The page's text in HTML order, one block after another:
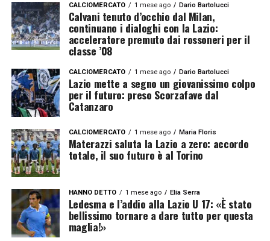
CALCIOMERCATO 1 mese ago Dario Bartolucci
Calvani tenuto d’occhio dal Milan,
continuano i dialoghi con la Lazio:
acceleratore premuto dai rossoneri per il
classe ’08
CALCIOMERCATO 1 mese ago Dario Bartolucci
Lazio mette a segno un giovanissimo colpo
per il futuro: preso Scorzafave dal
Catanzaro
CALCIOMERCATO 1 mese ago Maria Floris
Materazzi saluta la Lazio a zero: accordo
totale, il suo futuro è al Torino
HANNO DETTO 1 mese ago Elia Serra
Ledesma e l’addio alla Lazio U 17: «È stato
bellissimo tornare a dare tutto per questa
maglia!»